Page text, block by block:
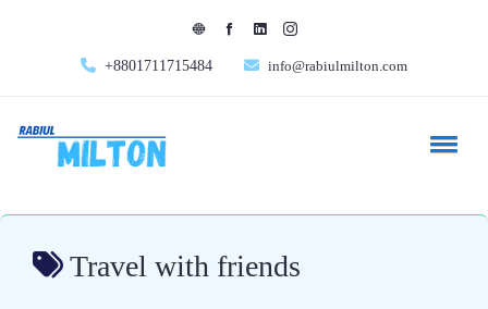
+8801711715484 info@rabiulmilton.com
Travel with friends